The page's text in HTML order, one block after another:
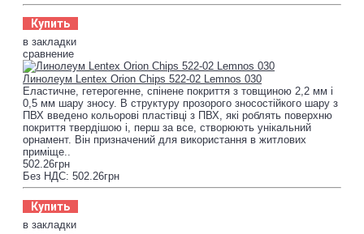
Купить
в закладки
сравнение
Линолеум Lentex Orion Chips 522-02 Lemnos 030
Еластичне, гетерогенне, спінене покриття з товщиною 2,2 мм і
0,5 мм шару зносу. В структуру прозорого зносостійкого шару з
ПВХ введено кольорові пластівці з ПВХ, які роблять поверхню
покриття твердішою і, перш за все, створюють унікальний
орнамент. Він призначений для використання в житлових
приміще..
502.26грн
Без НДС: 502.26грн
Купить
в закладки